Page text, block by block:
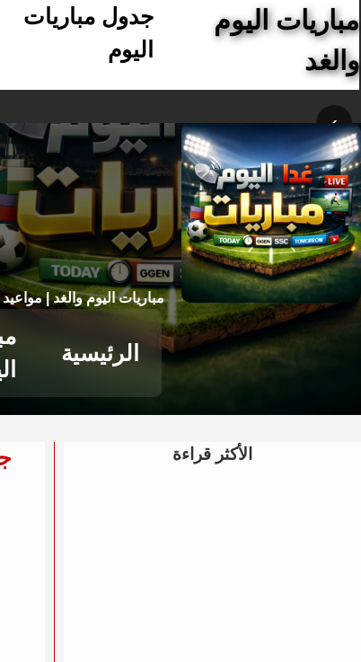
مباريات اليوم
والغد
جدول مباريات
اليوم
›
مباريات اليوم والغد |
الرئيسية
الأكثر قراءة